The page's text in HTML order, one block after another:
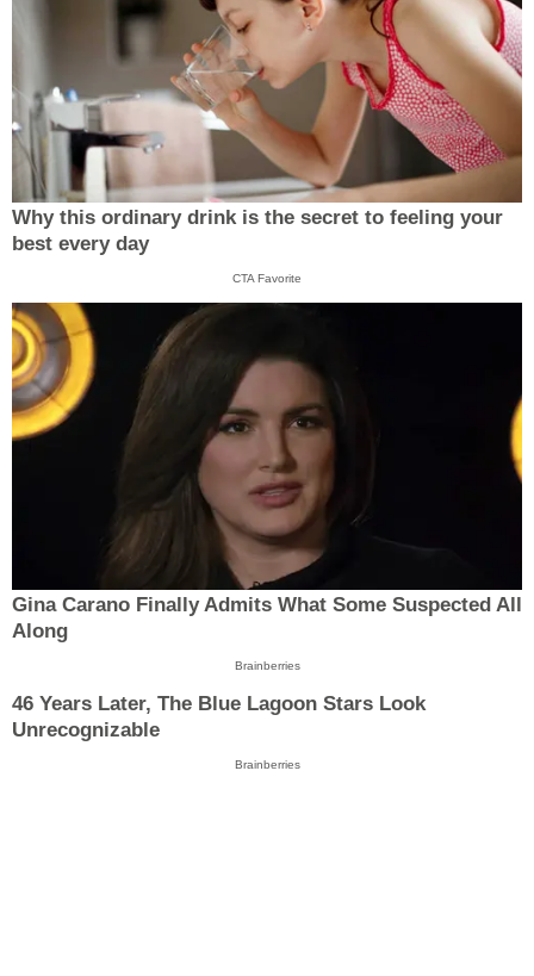
Why this ordinary drink is the secret to feeling your
best every day
CTA Favorite
Gina Carano Finally Admits What Some Suspected All
Along
Brainberries
46 Years Later, The Blue Lagoon Stars Look
Unrecognizable
Brainberries